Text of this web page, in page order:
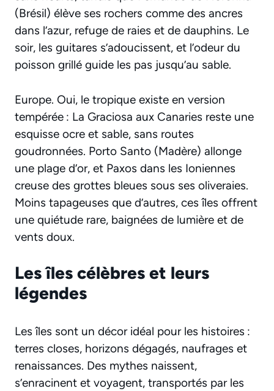
(Brésil) élève ses rochers comme des ancres
dans l’azur, refuge de raies et de dauphins. Le
soir, les guitares s’adoucissent, et l’odeur du
poisson grillé guide les pas jusqu’au sable.
Europe. Oui, le tropique existe en version
tempérée : La Graciosa aux Canaries reste une
esquisse ocre et sable, sans routes
goudronnées. Porto Santo (Madère) allonge
une plage d’or, et Paxos dans les Ioniennes
creuse des grottes bleues sous ses oliveraies.
Moins tapageuses que d’autres, ces îles offrent
une quiétude rare, baignées de lumière et de
vents doux.
Les îles célèbres et leurs
légendes
Les îles sont un décor idéal pour les histoires :
terres closes, horizons dégagés, naufrages et
renaissances. Des mythes naissent,
s’enracinent et voyagent, transportés par les